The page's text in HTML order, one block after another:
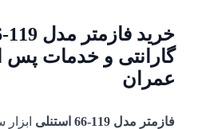
گارانتی و خدمات پس
عمران
فازمتر مدل 119-66 استنلی